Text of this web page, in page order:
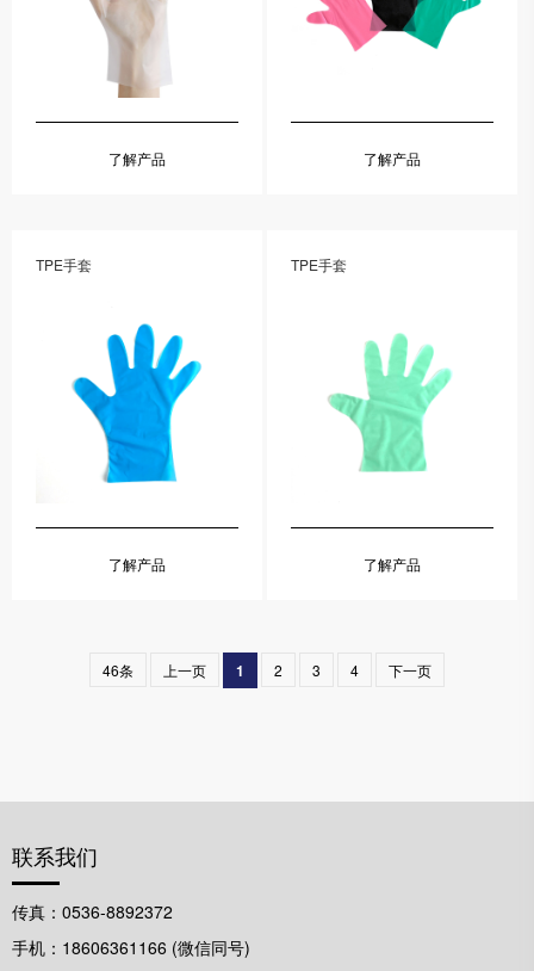
了解产品 了解产品
TPE手套
了解产品
TPE手套
了解产品
46条 上一页 1 2 3 4 下一页
联系我们
传真：0536-8892372
手机：18606361166 (微信同号)